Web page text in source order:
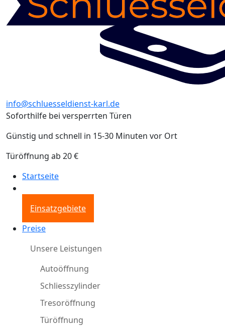
info@schluesseldienst-karl.de
Soforthilfe bei versperrten Türen
Günstig und schnell in 15-30 Minuten vor Ort
Türöffnung ab 20 €
Startseite
Einsatzgebiete
Preise
Unsere Leistungen
Autoöffnung
Schliesszylinder
Tresoröffnung
Türöffnung